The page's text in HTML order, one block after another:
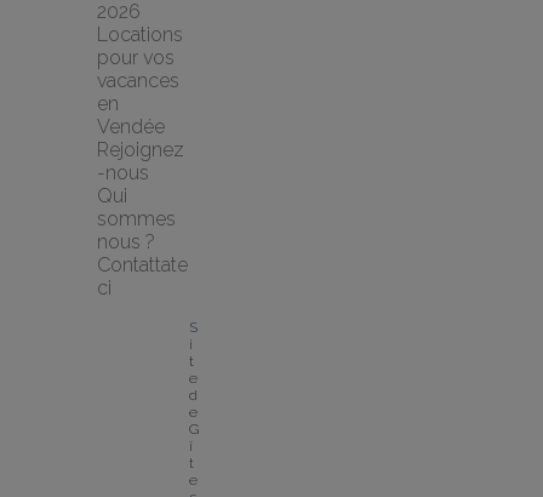
2026
Locations
pour vos
vacances
en
Vendée
Rejoignez
-nous
Qui
sommes
nous ?
Contattate
ci
S
i
t
e
d
e
G
î
t
e